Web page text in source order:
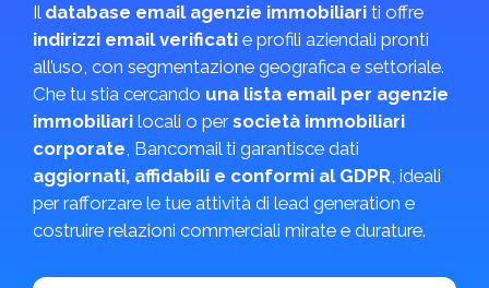
Il database email agenzie immobiliari ti offre
indirizzi email verificati e profili aziendali pronti
all’uso, con segmentazione geografica e settoriale.
Che tu stia cercando una lista email per agenzie
immobiliari locali o persocietà immobiliari
corporate, Bancomail ti garantisce dati
aggiornati, affidabili e conformi al GDPR, ideali
per rafforzare le tue attività di lead generation e
costruire relazioni commerciali mirate e durature.